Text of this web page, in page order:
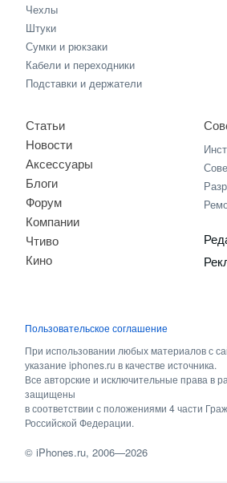
Чехлы
Штуки
Сумки и рюкзаки
Кабели и переходники
Подставки и держатели
Статьи
Новости
Аксессуары
Блоги
Форум
Компании
Чтиво
Кино
Пользовательское соглашение
При использовании любых материалов с
указание iphones.ru в качестве источника.
Все авторские и исключительные права в
защищены
в соответствии с положениями 4 части
Российской Федерации.
©iPhones.ru, 2006—2026